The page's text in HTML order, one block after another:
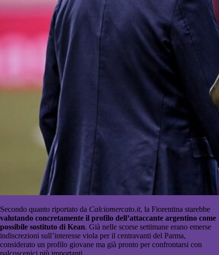
Secondo quanto riportato da Calciomercato.it, la Fiorentina starebbe
valutando concretamente il profilo dell’attaccante argentino come
possibile sostituto di Kean. Già nelle scorse settimane erano emerse
indiscrezioni sull’interesse viola per il centravanti del Parma,
considerato un profilo giovane ma già pronto per confrontarsi con